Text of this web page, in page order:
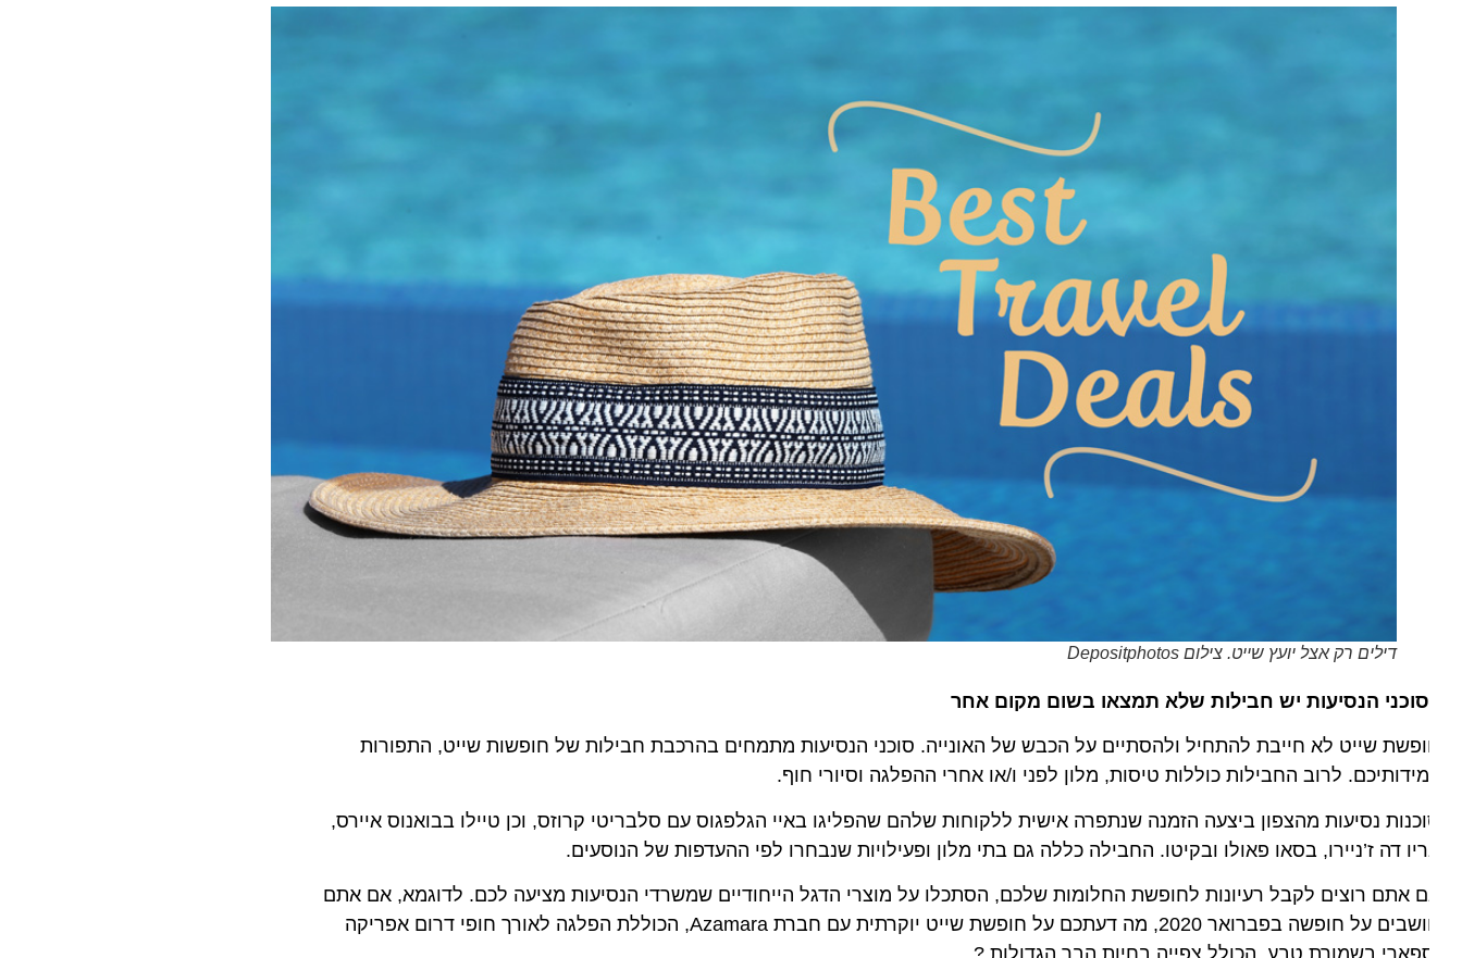
דילים רק אצל יועץ שייט. צילום Depositphotos
הנסיעות יש חבילות שלא תמצאו בשום מקום אחר
שייט לא חייבת להתחיל ולהסתיים על הכבש של האונייה. סוכני הנסיעות מתמחים בהרכבת חבילות של חופשות שייט, התפורות
לרוב החבילות כוללות טיסות, מלון לפני ו/או אחרי ההפלגה וסיורי חוף.
נסיעות מהצפון ביצעה הזמנה שנתפרה אישית ללקוחות שלהם שהפליגו באיי הגלפגוס עם סלבריטי קרוזס, וכן טיילו בבואנוס איירס,
דה ז’ניירו, בסאו פאולו ובקיטו. החבילה כללה גם בתי מלון ופעילויות שנבחרו לפי ההעדפות של הנוסעים.
אתם רוצים לקבל רעיונות לחופשת החלומות שלכם, הסתכלו על מוצרי הדגל הייחודיים שמשרדי הנסיעות מציעה לכם. לדוגמא, אם אתם
חושבים על חופשה בפברואר 2020, מה דעתכם על חופשת שייט יוקרתית עם חברת Azamara, הכוללת הפלגה לאורך חופי דרום אפריקה